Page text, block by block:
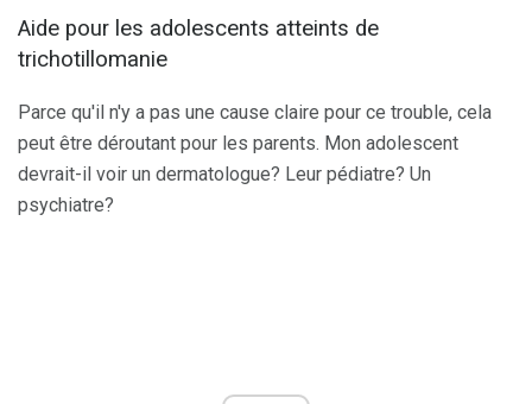
Aide pour les adolescents atteints de
trichotillomanie
Parce qu'il n'y a pas une cause claire pour ce trouble, cela
peut être déroutant pour les parents. Mon adolescent
devrait-il voir un dermatologue? Leur pédiatre? Un
psychiatre?